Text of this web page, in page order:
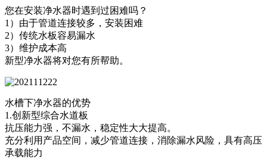
您在安装净水器时遇到过困难吗？
1）由于管道连接较多，安装困难
2）传统水板容易漏水
3）维护成本高
新型净水器将对您有所帮助。
水槽下净水器的优势
1.创新型综合水道板
抗压能力强，不漏水，稳定性大大提高。
充分利用产品空间，减少管道连接，消除漏水风险，具有高压
承载能力